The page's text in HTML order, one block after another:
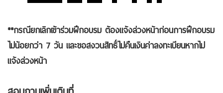
**กรณียกเลิกเข้าร่วมฝึกอบรม ต้องแจ้งล่วงหน้าก่อนการฝึกอบรม
ไม่น้อยกว่า 7 วัน และขอสงวนสิทธิ์ไม่คืนเงินค่าลงทะเบียนหากไม่
แจ้งล่วงหน้า